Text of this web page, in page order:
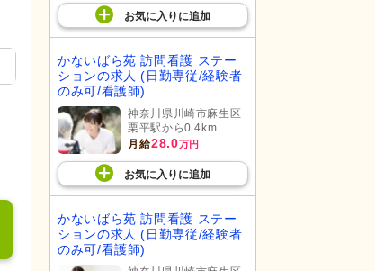
お気に入り に追加
かないばら苑 訪問看護 ステー
ションの求人 (日勤専従/経験者
のみ可/看護師)
神奈川県川崎市麻生区
栗平駅から0.4km
月給28.0万円
お気に入り に追加
かないばら苑 訪問看護 ステー
ションの求人 (日勤専従/経験者
のみ可/看護師)